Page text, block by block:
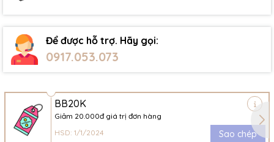
Để được hỗ trợ. Hãy gọi:
0917.053.073
BB20K
Giảm 20.000đ giá trị đơn hàng
HSD: 1/1/2024
Sao chép